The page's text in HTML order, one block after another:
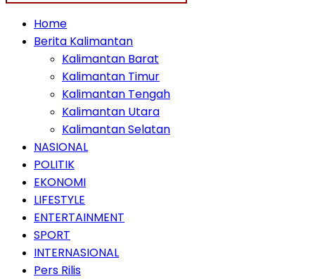
Home
Berita Kalimantan
Kalimantan Barat
Kalimantan Timur
Kalimantan Tengah
Kalimantan Utara
Kalimantan Selatan
NASIONAL
POLITIK
EKONOMI
LIFESTYLE
ENTERTAINMENT
SPORT
INTERNASIONAL
Pers Rilis